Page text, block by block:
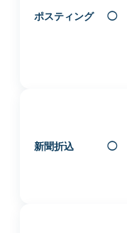
ポスティング ◯
新聞折込 ◯